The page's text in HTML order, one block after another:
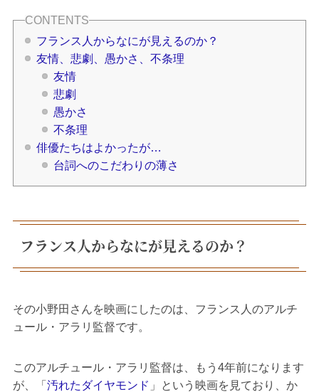
フランス人からなにが見えるのか？
友情、悲劇、愚かさ、不条理
友情
悲劇
愚かさ
不条理
俳優たちはよかったが…
台詞へのこだわりの薄さ
フランス人からなにが見えるのか？
その小野田さんを映画にしたのは、フランス人のアルチ
ュール・アラリ監督です。
このアルチュール・アラリ監督は、もう4年前になります
が、「 汚れたダイヤモンド 」という映画を見ており、か